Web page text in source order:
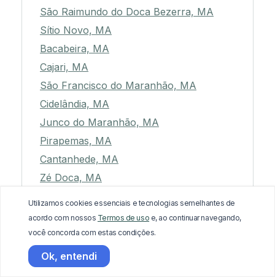
São Raimundo do Doca Bezerra, MA
Sítio Novo, MA
Bacabeira, MA
Cajari, MA
São Francisco do Maranhão, MA
Cidelândia, MA
Junco do Maranhão, MA
Pirapemas, MA
Cantanhede, MA
Zé Doca, MA
São Bernardo, MA
Matões, MA
São José dos Basílios, MA
Cedral, MA
Utilizamos cookies essenciais e tecnologias semelhantes de
acordo com nossos Termos de uso e, ao continuar navegando,
você concorda com estas condições.
Ok, entendi